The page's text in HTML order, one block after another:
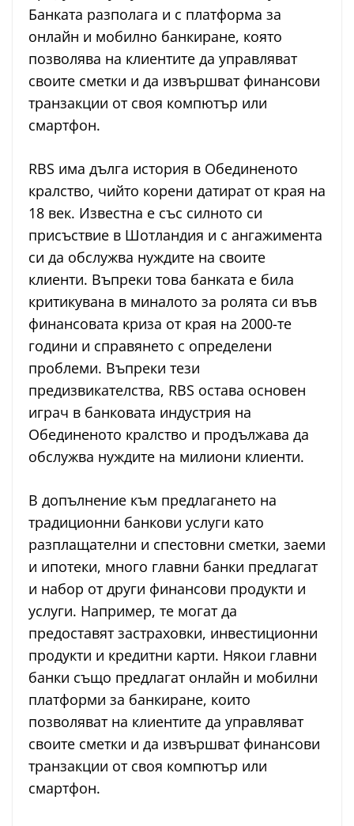
Банката разполага и с платформа за
онлайн и мобилно банкиране, която
позволява на клиентите да управляват
своите сметки и да извършват финансови
транзакции от своя компютър или
смартфон.
RBS има дълга история в Обединеното
кралство, чийто корени датират от края на
18 век. Известна е със силното си
присъствие в Шотландия и с ангажимента
си да обслужва нуждите на своите
клиенти. Въпреки това банката е била
критикувана в миналото за ролята си във
финансовата криза от края на 2000-те
години и справянето с определени
проблеми. Въпреки тези
предизвикателства, RBS остава основен
играч в банковата индустрия на
Обединеното кралство и продължава да
обслужва нуждите на милиони клиенти.
В допълнение към предлагането на
традиционни банкови услуги като
разплащателни и спестовни сметки, заеми
и ипотеки, много главни банки предлагат
и набор от други финансови продукти и
услуги. Например, те могат да
предоставят застраховки, инвестиционни
продукти и кредитни карти. Някои главни
банки също предлагат онлайн и мобилни
платформи за банкиране, които
позволяват на клиентите да управляват
своите сметки и да извършват финансови
транзакции от своя компютър или
смартфон.